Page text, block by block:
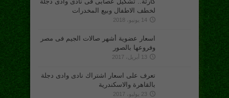
لخطف الاطفال وبيع المخدرات
14 يونيو، 2018
اسعار عضوية أشهر صالات الجيم فى مصر
وفروعها بالصور
13 أبريل، 2017
تعرف على اسعار اشتراك نادى وادى دجلة
بالقاهرة والاسكندرية
23 يوليو، 2017